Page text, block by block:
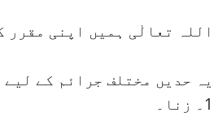
اللہ تعالٰی ہمیں اپنی
یہ حدیں مختلف جرائم کے
1۔ زنا۔